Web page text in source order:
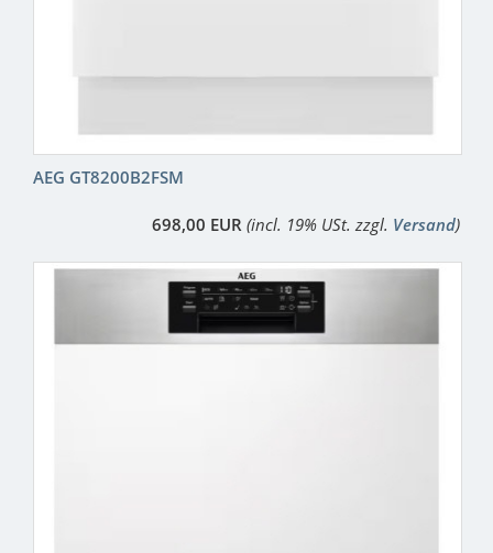
AEG GT8200B2FSM
698,00 EUR (incl. 19% USt. zzgl. Versand)